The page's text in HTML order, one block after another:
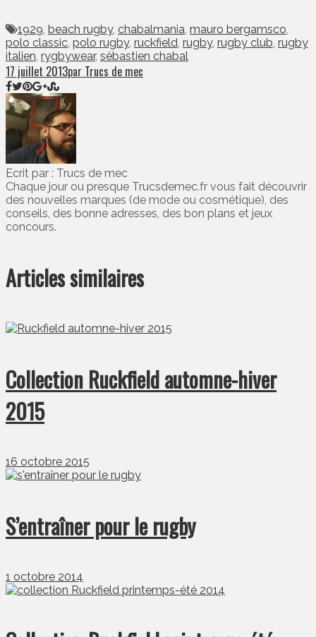
1929, beach rugby, chabalmania, mauro bergamsco,
polo classic, polo rugby, ruckfield, rugby, rugby club, rugby
italien, rygbywear, sébastien chabal
17 juillet 2013par Trucs de mec
Ecrit par : Trucs de mec
Chaque jour ou presque Trucsdemec.fr vous fait découvrir
des nouvelles marques (de mode ou cosmétique), des
conseils, des bonne adresses, des bon plans et jeux
concours.
Articles similaires
Collection Ruckfield automne-hiver
2015
16 octobre 2015
S’entraîner pour le rugby
1 octobre 2014